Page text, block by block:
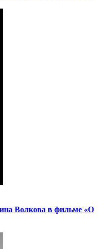
Волкова в фильме «О